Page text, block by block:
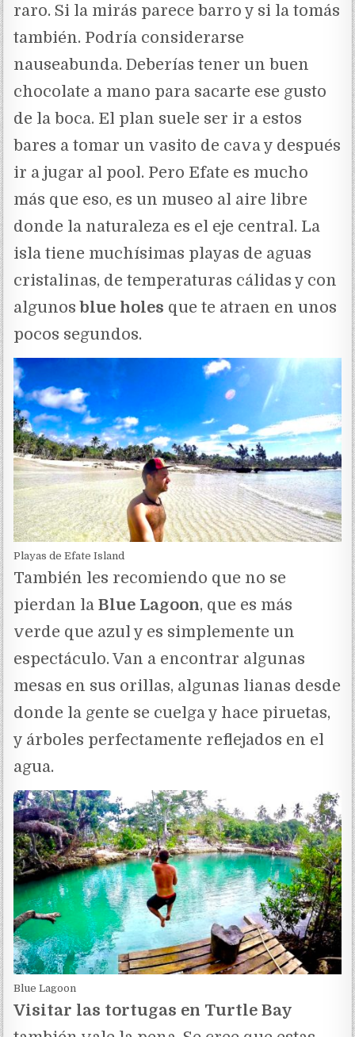
raro. Si la mirás parece barro y si la tomás
también. Podría considerarse
nauseabunda. Deberías tener un buen
chocolate a mano para sacarte ese gusto
de la boca. El plan suele ser ir a estos
bares a tomar un vasito de cava y después
ir a jugar al pool. Pero Efate es mucho
más que eso, es un museo al aire libre
donde la naturaleza es el eje central. La
isla tiene muchísimas playas de aguas
cristalinas, de temperaturas cálidas y con
algunosblue holes que te atraen en unos
pocos segundos.
Playas de Efate Island
También les recomiendo que no se
pierdan laBlue Lagoon, que es más
verde que azul y es simplemente un
espectáculo. Van a encontrar algunas
mesas en sus orillas, algunas lianas desde
donde la gente se cuelga y hace piruetas,
y árboles perfectamente reflejados en el
agua.
Blue Lagoon
Visitar las tortugas en Turtle Bay